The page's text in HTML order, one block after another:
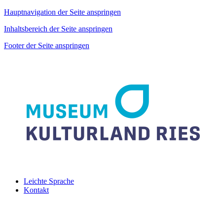
Hauptnavigation der Seite anspringen
Inhaltsbereich der Seite anspringen
Footer der Seite anspringen
Leichte Sprache
Kontakt